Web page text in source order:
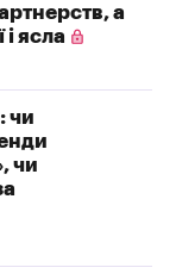
а
і ясла
чи
чи